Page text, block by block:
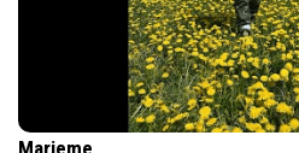
Marieme